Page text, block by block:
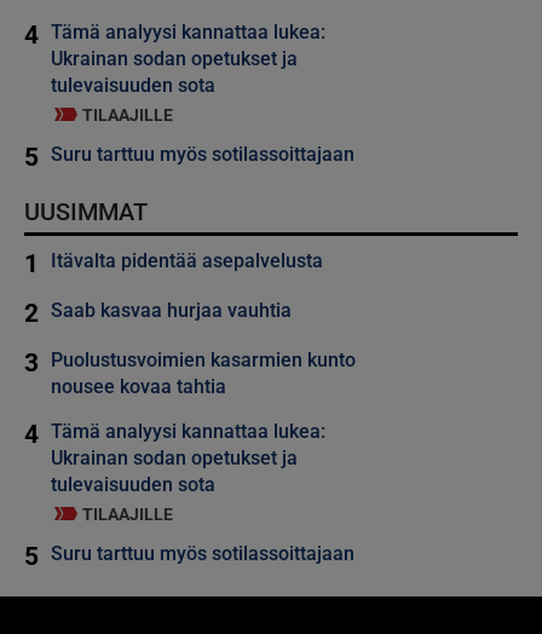
4 Tämä analyysi kannattaa lukea:
Ukrainan sodan opetukset ja
tulevaisuuden sota
TILAAJILLE
5 Suru tarttuu myös sotilassoittajaan
UUSIMMAT
1 Itävalta pidentää asepalvelusta
2 Saab kasvaa hurjaa vauhtia
3
Puolustusvoimien kasarmien kunto
nousee kovaa tahtia
4 Tämä analyysi kannattaa lukea:
Ukrainan sodan opetukset ja
tulevaisuuden sota
TILAAJILLE
5 Suru tarttuu myös sotilassoittajaan